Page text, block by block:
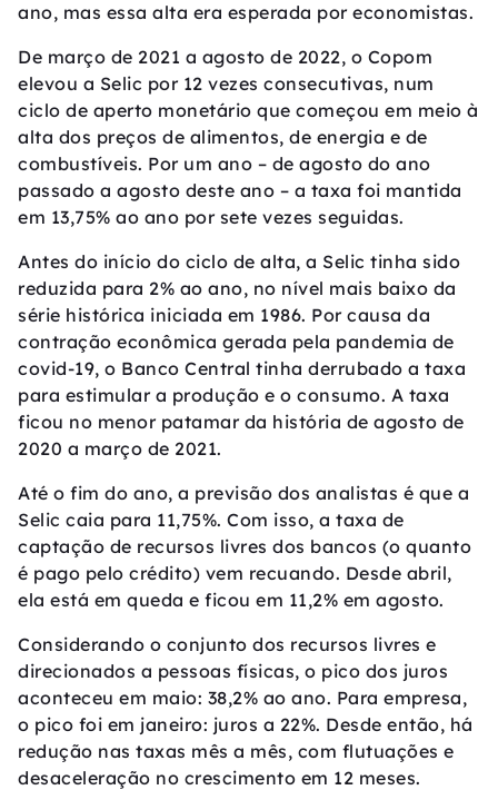
ano, mas essa alta era esperada por economistas.
De março de 2021 a agosto de 2022, o Copom
elevou a Selic por 12 vezes consecutivas, num
ciclo de aperto monetário que começou em meio à
alta dos preços de alimentos, de energia e de
combustíveis. Por um ano – de agosto do ano
passado a agosto deste ano – a taxa foi mantida
em 13,75% ao ano por sete vezes seguidas.
Antes do início do ciclo de alta, a Selic tinha sido
reduzida para 2% ao ano, no nível mais baixo da
série histórica iniciada em 1986. Por causa da
contração econômica gerada pela pandemia de
covid-19, o Banco Central tinha derrubado a taxa
para estimular a produção e o consumo. A taxa
ficou no menor patamar da história de agosto de
2020 a março de 2021.
Até o fim do ano, a previsão dos analistas é que a
Selic caia para 11,75%. Com isso, a taxa de
captação de recursos livres dos bancos (o quanto
é pago pelo crédito) vem recuando. Desde abril,
ela está em queda e ficou em 11,2% em agosto.
Considerando o conjunto dos recursos livres e
direcionados a pessoas físicas, o pico dos juros
aconteceu em maio: 38,2% ao ano. Para empresa,
o pico foi em janeiro: juros a 22%. Desde então, há
redução nas taxas mês a mês, com flutuações e
desaceleração no crescimento em 12 meses.